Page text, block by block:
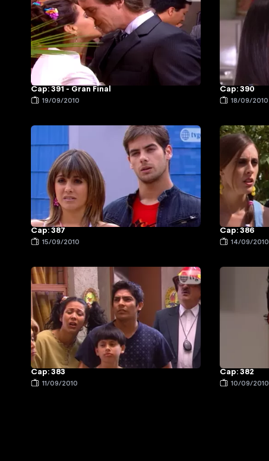
Cap: 391 - Gran Final
19/09/2010
Cap: 390
18/09/2010
Cap: 387
15/09/2010
Cap: 386
14/09/2010
Cap: 383
11/09/2010
Cap: 382
10/09/2010